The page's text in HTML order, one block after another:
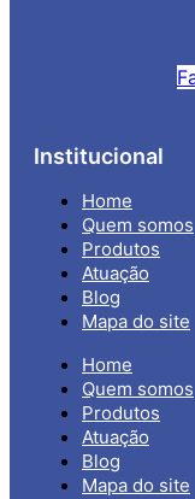
Institucional
Home
Quem somos
Produtos
Atuação
Blog
Mapa do site
Home
Quem somos
Produtos
Atuação
Blog
Mapa do site